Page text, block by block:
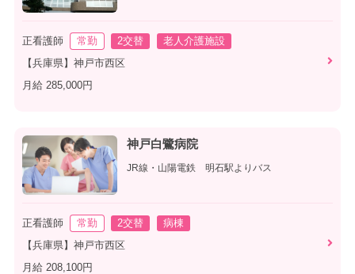
正看護師 常勤 2交替
老人介護施設
【兵庫県】神戸市西区
月給 285,000円
神戸白鷺病院
JR線・山陽電鉄 明石駅よりバス
正看護師 常勤 2交替
病棟
【兵庫県】神戸市西区
月給 208,100円